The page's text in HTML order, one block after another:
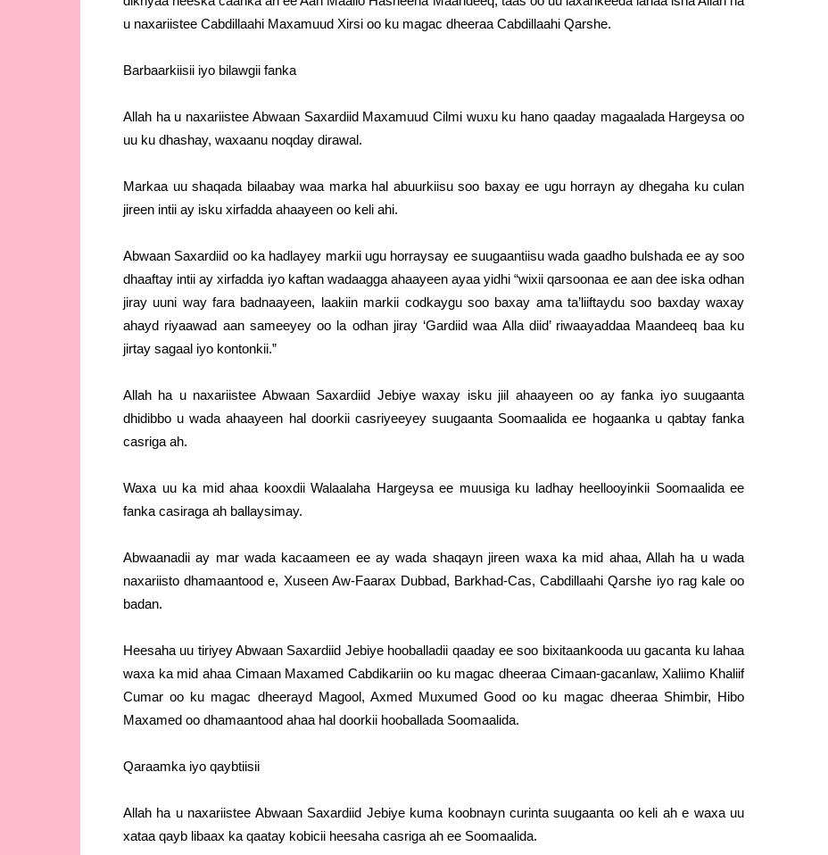
u naxariistee Cabdillaahi Maxamuud Xirsi oo ku magac dheeraa Cabdillaahi Qarshe.
Barbaarkiisii iyo bilawgii fanka
Allah ha u naxariistee Abwaan Saxardiid Maxamuud Cilmi wuxu ku hano qaaday magaalada Hargeysa oo
uu ku dhashay, waxaanu noqday dirawal.
Markaa uu shaqada bilaabay waa marka hal abuurkiisu soo baxay ee ugu horrayn ay dhegaha ku culan
jireen intii ay isku xirfadda ahaayeen oo keli ahi.
Abwaan Saxardiid oo ka hadlayey markii ugu horraysay ee suugaantiisu wada gaadho bulshada ee ay soo
dhaaftay intii ay xirfadda iyo kaftan wadaagga ahaayeen ayaa yidhi “wixii qarsoonaa ee aan dee iska odhan
jiray uuni way fara badnaayeen, laakiin markii codkaygu soo baxay ama ta’liiftaydu soo baxday waxay
ahayd riyaawad aan sameeyey oo la odhan jiray ‘Gardiid waa Alla diid’ riwaayaddaa Maandeeq baa ku
jirtay sagaal iyo kontonkii.”
Allah ha u naxariistee Abwaan Saxardiid Jebiye waxay isku jiil ahaayeen oo ay fanka iyo suugaanta
dhidibbo u wada ahaayeen hal doorkii casriyeeyey suugaanta Soomaalida ee hogaanka u qabtay fanka
casriga ah.
Waxa uu ka mid ahaa kooxdii Walaalaha Hargeysa ee muusiga ku ladhay heellooyinkii Soomaalida ee
fanka casiraga ah ballaysimay.
Abwaanadii ay mar wada kacaameen ee ay wada shaqayn jireen waxa ka mid ahaa, Allah ha u wada
naxariisto dhamaantood e, Xuseen Aw-Faarax Dubbad, Barkhad-Cas, Cabdillaahi Qarshe iyo rag kale oo
badan.
Heesaha uu tiriyey Abwaan Saxardiid Jebiye hooballadii qaaday ee soo bixitaankooda uu gacanta ku lahaa
waxa ka mid ahaa Cimaan Maxamed Cabdikariin oo ku magac dheeraa Cimaan-gacanlaw, Xaliimo Khaliif
Cumar oo ku magac dheerayd Magool, Axmed Muxumed Good oo ku magac dheeraa Shimbir, Hibo
Maxamed oo dhamaantood ahaa hal doorkii hooballada Soomaalida.
Qaraamka iyo qaybtiisii
Allah ha u naxariistee Abwaan Saxardiid Jebiye kuma koobnayn curinta suugaanta oo keli ah e waxa uu
xataa qayb libaax ka qaatay kobicii heesaha casriga ah ee Soomaalida.